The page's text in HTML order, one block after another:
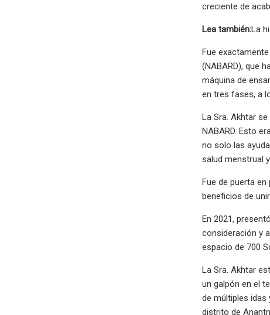
creciente de
Lea también:La
Fue
(NABARD), que
máquina de
en tres fases, a
La Sra. Akhtar
NABARD. Esto
no solo las
salud menstrual
Fue de puerta
beneficios de
En 2021,
consideración y
espacio de 700
La Sra. Akhtar
un galpón en el
de múltiples idas
distrito de